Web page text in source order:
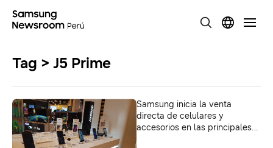
Tag > J5 Prime
Samsung inicia la venta
directa de celulares y
accesorios en las principales